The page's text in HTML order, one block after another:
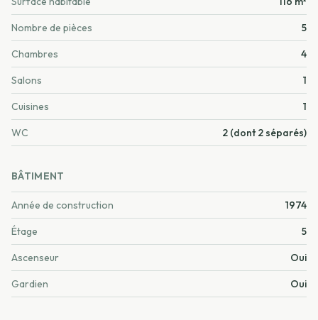
Nombre de pièces 5
Chambres 4
Salons 1
Cuisines 1
WC 2 (dont 2 séparés)
BÂTIMENT
Année de construction 1974
Étage 5
Ascenseur Oui
Gardien Oui